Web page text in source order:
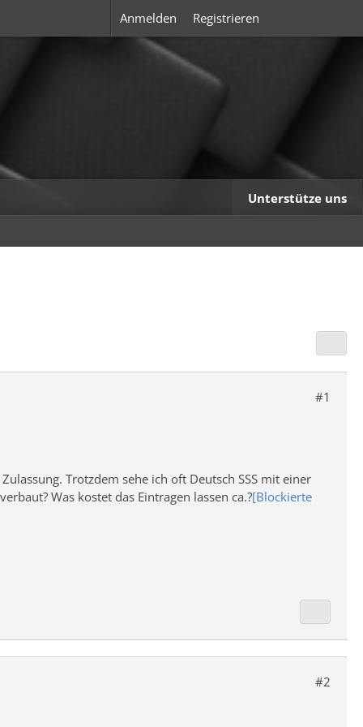
Anmelden Registrieren
Unterstütze uns
#1
Trotzdem sehe ich oft Deutsch SSS mit einer
Was kostet das Eintragen lassen ca.?[Blockierte
#2